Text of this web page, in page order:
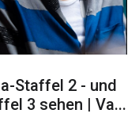
Staffel 2 - und
3 sehen | Va...